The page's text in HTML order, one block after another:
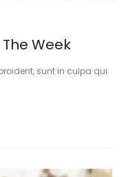
Week
sunt in culpa qui